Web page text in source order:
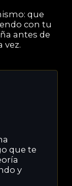
que
con tu
antes de
vez.
que te
y